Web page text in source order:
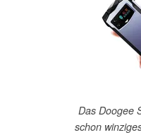
Das Doogee
schon